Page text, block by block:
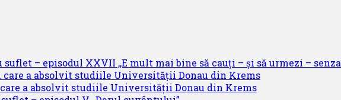
– episodul XXVII ,,E mult mai bine să cauți – și să urmezi –
care a absolvit studiile Universității Donau din Krems
a absolvit studiile Universității Donau din Krems